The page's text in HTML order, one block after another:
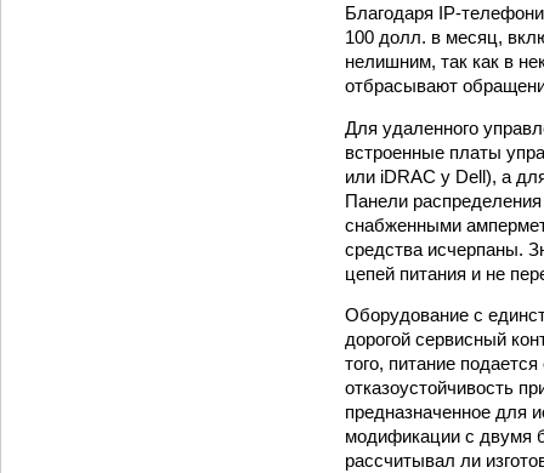
Благодаря IP-
100 долл. в месяц,
нелишним, так как в
отбрасывают
Для удаленного
встроенные платы
или iDRAC у Dell), а
Панели
снабженными
средства исчерпаны.
цепей питания и не
Оборудование с
дорогой сервисный
того, питание
отказоустойчивость
предназначенное для
модификации с двумя
рассчитывал ли